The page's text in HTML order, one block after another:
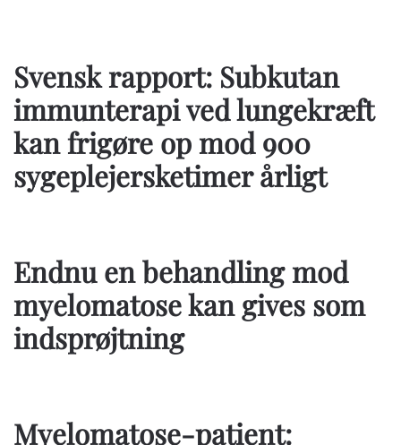
Svensk rapport: Subkutan
immunterapi ved lungekræft
kan frigøre op mod 900
sygeplejersketimer årligt
Endnu en behandling mod
myelomatose kan gives som
indsprøjtning
Myelomatose-patient: